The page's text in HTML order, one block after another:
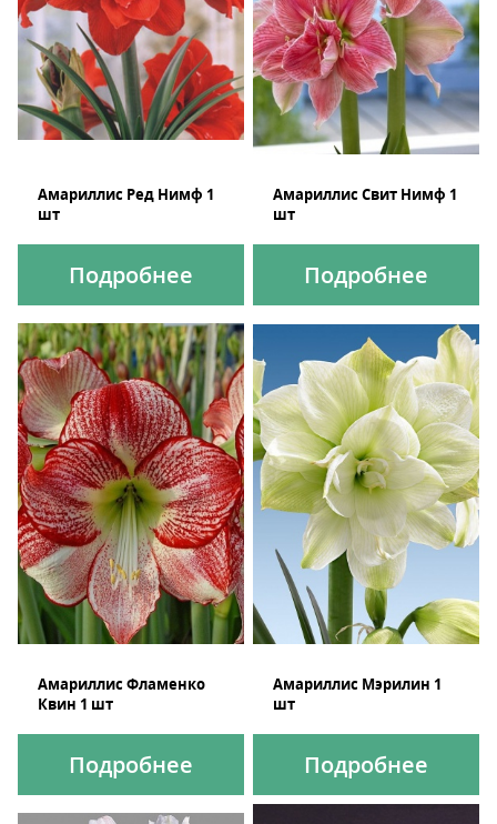
Амариллис Ред Нимф 1
шт
Подробнее
Амариллис Свит Нимф 1
шт
Подробнее
Амариллис Фламенко
Квин 1 шт
Подробнее
Амариллис Мэрилин 1
шт
Подробнее